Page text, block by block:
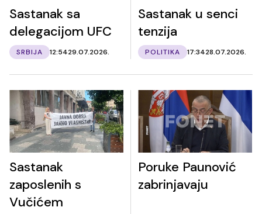
Sastanak sa
delegacijom UFC
SRBIJA 12:5429.07.2026.
Sastanak u senci
tenzija
POLITIKA 17:3428.07.2026.
Sastanak
zaposlenih s
Vučićem
Poruke Paunović
zabrinjavaju